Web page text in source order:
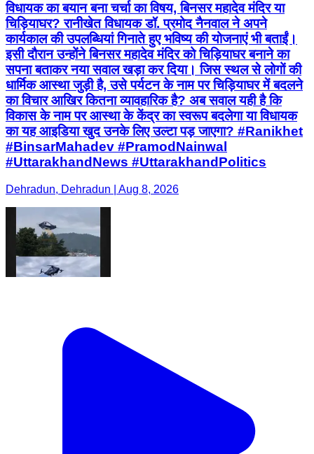
विधायक का बयान बना चर्चा का विषय, बिनसर महादेव मंदिर या
चिड़ियाघर? रानीखेत विधायक डॉ. प्रमोद नैनवाल ने अपने
कार्यकाल की उपलब्धियां गिनाते हुए भविष्य की योजनाएं भी बताईं।
इसी दौरान उन्होंने बिनसर महादेव मंदिर को चिड़ियाघर बनाने का
सपना बताकर नया सवाल खड़ा कर दिया। जिस स्थल से लोगों की
धार्मिक आस्था जुड़ी है, उसे पर्यटन के नाम पर चिड़ियाघर में बदलने
का विचार आखिर कितना व्यावहारिक है? अब सवाल यही है कि
विकास के नाम पर आस्था के केंद्र का स्वरूप बदलेगा या विधायक
का यह आइडिया खुद उनके लिए उल्टा पड़ जाएगा? #Ranikhet
#BinsarMahadev #PramodNainwal
#UttarakhandNews #UttarakhandPolitics
Dehradun, Dehradun | Aug 8, 2026